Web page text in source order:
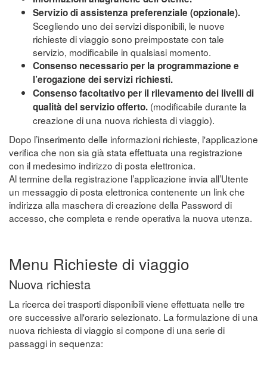
Servizio di assistenza preferenziale (opzionale).
Scegliendo uno dei servizi disponibili, le nuove
richieste di viaggio sono preimpostate con tale
servizio, modificabile in qualsiasi momento.
Consenso necessario per la programmazione e
l’erogazione dei servizi richiesti.
Consenso facoltativo per il rilevamento dei livelli di
qualità del servizio offerto. (modificabile durante la
creazione di una nuova richiesta di viaggio).
Dopo l’inserimento delle informazioni richieste, l'applicazione
verifica che non sia già stata effettuata una registrazione
con il medesimo indirizzo di posta elettronica.
Al termine della registrazione l’applicazione invia all’Utente
un messaggio di posta elettronica contenente un link che
indirizza alla maschera di creazione della Password di
accesso, che completa e rende operativa la nuova utenza.
Menu Richieste di viaggio
Nuova richiesta
La ricerca dei trasporti disponibili viene effettuata nelle tre
ore successive all'orario selezionato. La formulazione di una
nuova richiesta di viaggio si compone di una serie di
passaggi in sequenza: